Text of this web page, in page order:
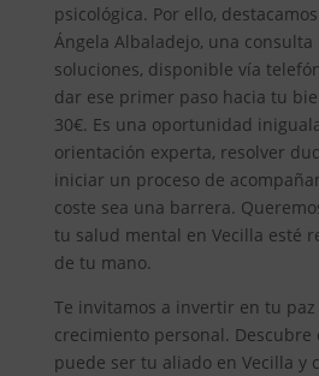
psicológica. Por ello,
Ángela Albaladejo, una
soluciones, disponible vía
dar ese primer paso hacia tu
30€. Es una oportunidad
orientación experta, resolver
iniciar un proceso de
coste sea una barrera.
tu salud mental en Vecilla esté
de tu mano.
Te invitamos a invertir en tu
crecimiento personal. Descubre
puede ser tu aliado en Vecilla y